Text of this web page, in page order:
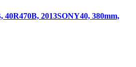
40R470B, 2013SONY40, 380mm,